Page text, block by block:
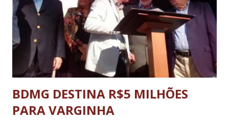
BDMG DESTINA R$5 MILHÕES
PARA VARGINHA